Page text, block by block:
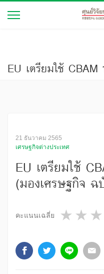
21 ธันวาคม 2565
เศรษฐกิจต่างประเทศ
EU เตรียมใช้
(มองเศรษฐกิจ
คะแนนเฉลี่ย 2
1